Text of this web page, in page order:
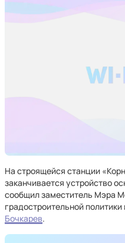
На строящейся станции
заканчивается устройство
сообщил заместитель Мэра
градостроительной политики
Бочкарев.